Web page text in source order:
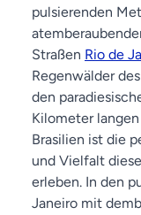
pulsierenden
Straßen Rio de
Regenwälder
den
Kilometer
Brasilien ist die
und Vielfalt
erleben. In den
Janeiro mit